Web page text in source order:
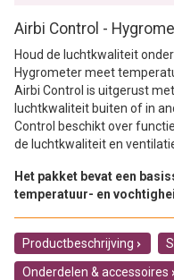
Airbi Control -
Houd de luchtkwaliteit
Hygrometer meet
Airbi Control is uitgerust
luchtkwaliteit buiten of in
Control beschikt over
de luchtkwaliteit en
Het pakket bevat een
temperatuur- en
Productbeschrijving
Onderdelen & accessoires